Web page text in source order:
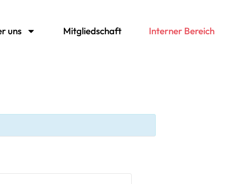
uns Mitgliedschaft Interner Bereich